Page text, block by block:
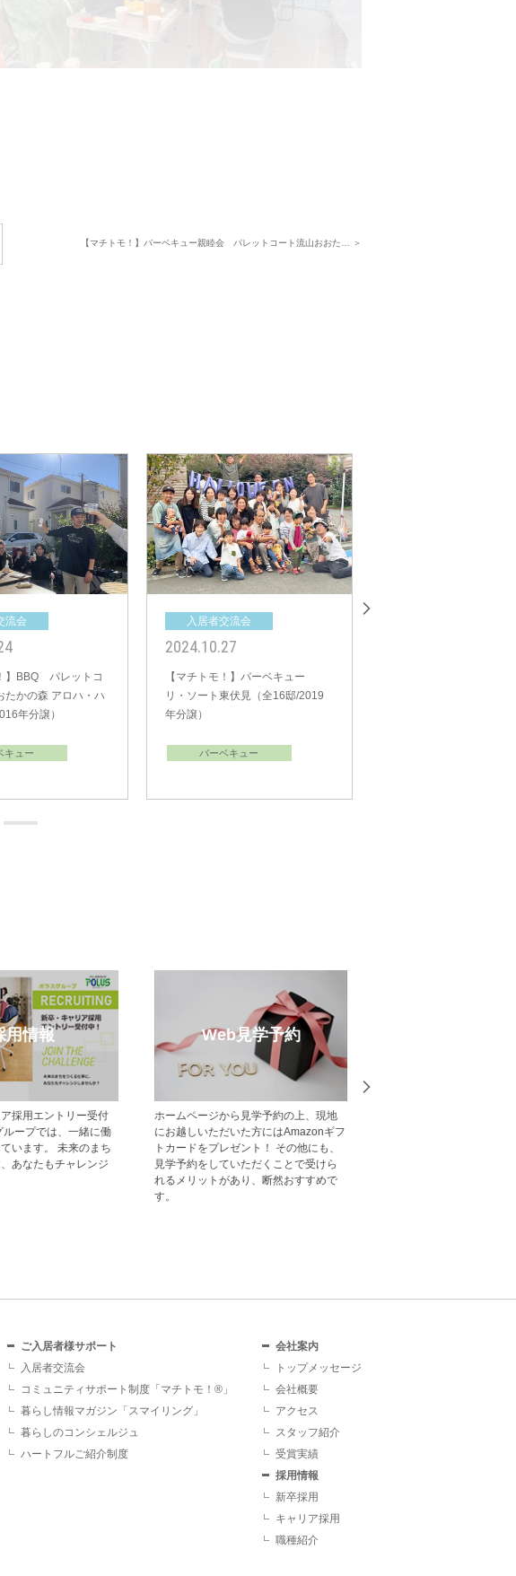
では、これからの街の成長を楽しみにしつつ、今後も「ご入
ティ形成」のサポートをしてまいります
【マチトモ！】バーベキュー親睦会 パレットコート流山おおた… ＞
流会
】BBQ ブリスト舎
/2022年分譲）
キュー
入居者交流会
2024.05.04
【マチトモ！】ＢＢＱ プレシャ
スアリーナ西新井・高野（全6
邸/2014年分譲）
バーベキュー
マガ登録
ラスの新築一戸建て・
いち早くお届けするメ
信サービスです。
売却のご相談
不動産売却・買取りのご相談はポラ
ス・中央グリーン開発へご相談くださ
い。 戸建・マンション・土地等、お客
様の大切な財産である不動産の売却を
サポート致します。
ご入居者様サポート
入居者交流会
コミュニティサポート制度「マチトモ！®」
暮らし情報マガジン「スマイリング」
暮らしのコンシェルジュ
ハートフルご紹介制度
会社案内
トップメッセージ
会社概要
アクセス
スタッフ紹介
受賞実績
採用情報
新卒採用
キャリア採用
職種紹介